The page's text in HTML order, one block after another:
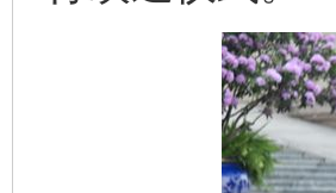
这是一记警钟！